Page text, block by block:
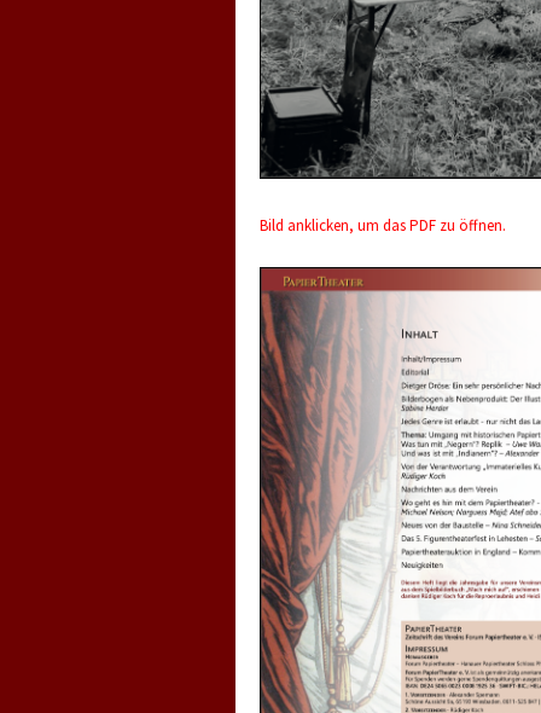
Bild anklicken, um das PDF zu öffnen.